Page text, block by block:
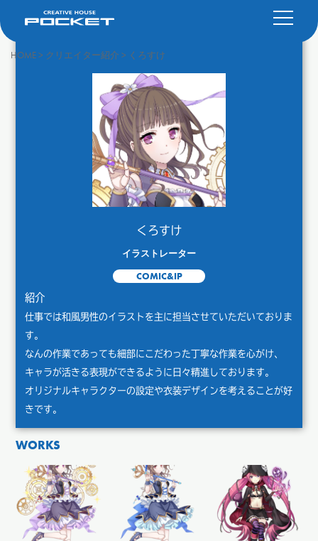
HOME> クリエイター紹介 > くろすけ
くろすけ
イラストレーター
COMIC&IP
紹介
仕事では和風男性のイラストを主に担当させていただいておりま
す。
なんの作業であっても細部にこだわった丁寧な作業を心がけ、
キャラが活きる表現ができるように日々精進しております。
オリジナルキャラクターの設定や衣装デザインを考えることが好
きです。
WORKS